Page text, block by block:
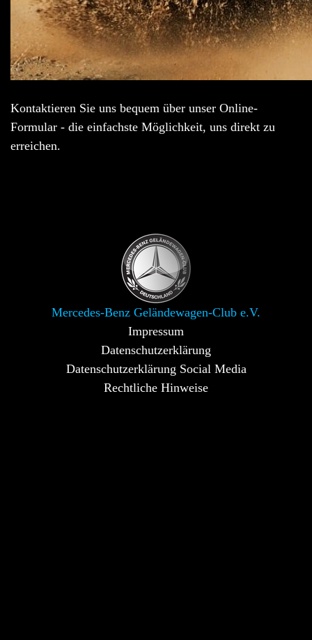
Kontaktieren Sie uns bequem über unser Online-
Formular - die einfachste Möglichkeit, uns direkt zu
erreichen.
Mercedes-Benz Geländewagen-Club e.V.
Impressum
Datenschutzerklärung
Datenschutzerklärung Social Media
Rechtliche Hinweise